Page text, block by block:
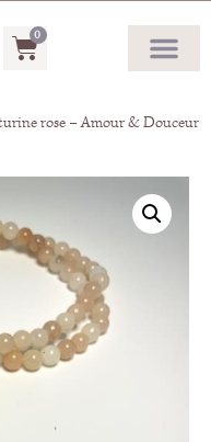
0
rose – Amour & Douceur